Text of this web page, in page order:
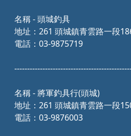
名稱 - 頭城釣具
地址：261 頭城鎮青雲路一段
電話：03-9875719
名稱 - 將軍釣具行(頭城)
地址：261 頭城鎮青雲路一段
電話：03-9876003